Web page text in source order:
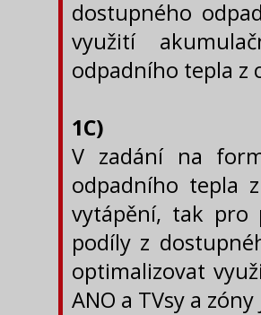
dostupného
využití
odpadního tepla z
1C)
V zadání na
odpadního tepla
vytápění, tak pro
podíly z
optimalizovat
ANO a TVsy a